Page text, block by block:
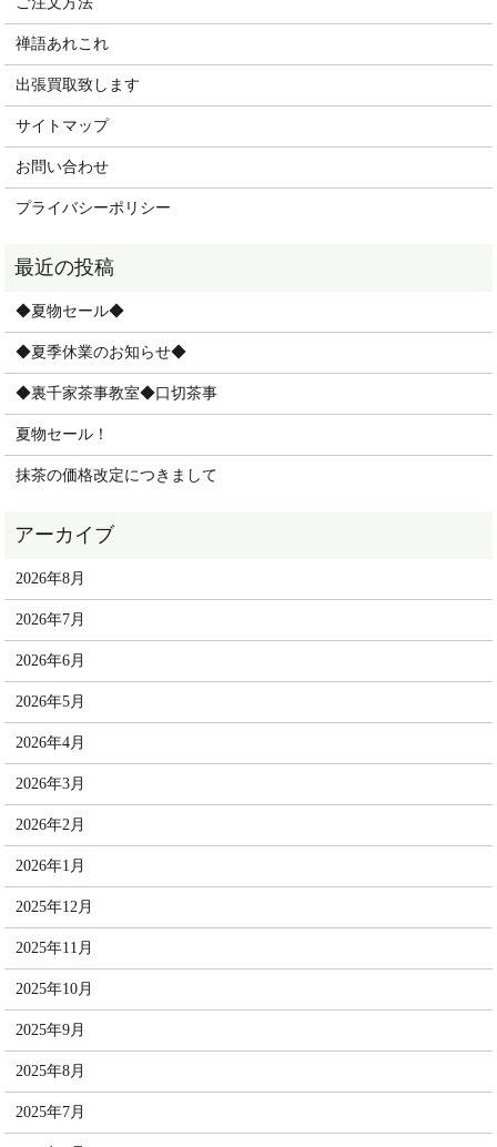
禅語あれこれ
出張買取致します
サイトマップ
お問い合わせ
プライバシーポリシー
◆夏物セール◆
◆夏季休業のお知らせ◆
◆裏千家茶事教室◆口切茶事
夏物セール！
抹茶の価格改定につきまして
2026年8月
2026年7月
2026年6月
2026年5月
2026年4月
2026年3月
2026年2月
2026年1月
2025年12月
2025年11月
2025年10月
2025年9月
2025年8月
2025年7月